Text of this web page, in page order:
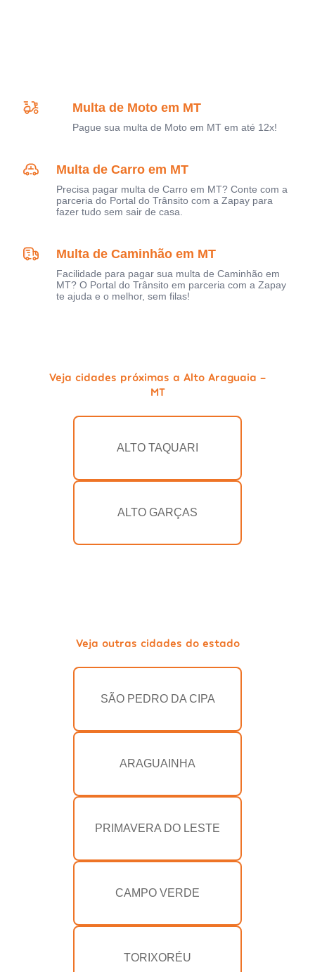
Multa de Moto em MT
Pague sua multa de Moto em MT em até 12x!
Multa de Carro em MT
Precisa pagar multa de Carro em MT? Conte com a
parceria do Portal do Trânsito com a Zapay para
fazer tudo sem sair de casa.
Multa de Caminhão em MT
Facilidade para pagar sua multa de Caminhão em
MT? O Portal do Trânsito em parceria com a Zapay
te ajuda e o melhor, sem filas!
Veja cidades próximas a Alto Araguaia -
MT
ALTO TAQUARI
ALTO GARÇAS
Veja outras cidades do estado
SÃO PEDRO DA CIPA
ARAGUAINHA
PRIMAVERA DO LESTE
CAMPO VERDE
TORIXORÉU